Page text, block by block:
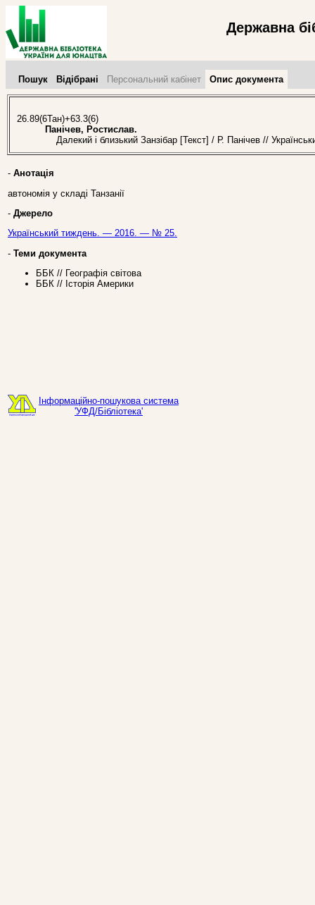
Державна
Пошук Відібрані Персональний кабінет Опис документа
26.89(6Тан)+63.3(6)
Панічев, Ростислав.
Далекий і близький Занзібар [Текст] / Р. Панічев //
- Анотація
автономія у складі Танзанії
- Джерело
Український тиждень. — 2016. — № 25.
- Теми документа
ББК // Географія світова
ББК // Історія Америки
Інформаційно-пошукова система
'УФД/Бібліотека'